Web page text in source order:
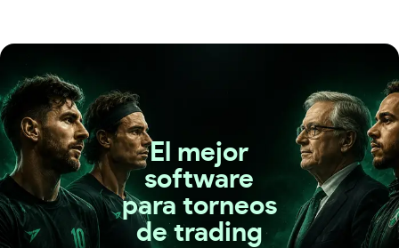
El mejor
software
para torneos
de trading